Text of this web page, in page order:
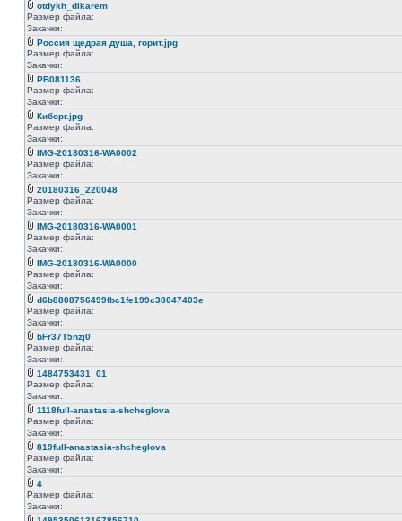
otdykh_dikarem
Размер файла:
Закачки:
Россия щедрая душа, горит.jpg
Размер файла:
Закачки:
PB081136
Размер файла:
Закачки:
Киборг.jpg
Размер файла:
Закачки:
IMG-20180316-WA0002
Размер файла:
Закачки:
20180316_220048
Размер файла:
Закачки:
IMG-20180316-WA0001
Размер файла:
Закачки:
IMG-20180316-WA0000
Размер файла:
Закачки:
d6b8808756499fbc1fe199c38047403e
Размер файла:
Закачки:
bFr37T5nzj0
Размер файла:
Закачки:
1484753431_01
Размер файла:
Закачки:
1118full-anastasia-shcheglova
Размер файла:
Закачки:
819full-anastasia-shcheglova
Размер файла:
Закачки:
4
Размер файла:
Закачки: